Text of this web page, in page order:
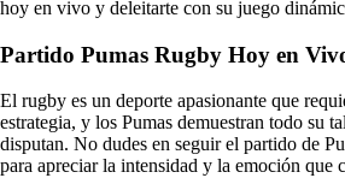
hoy en vivo y deleitarte con su juego
Partido Pumas Rugby Hoy en
El rugby es un deporte apasionante que
estrategia, y los Pumas demuestran todo su
disputan. No dudes en seguir el partido de
para apreciar la intensidad y la emoción que